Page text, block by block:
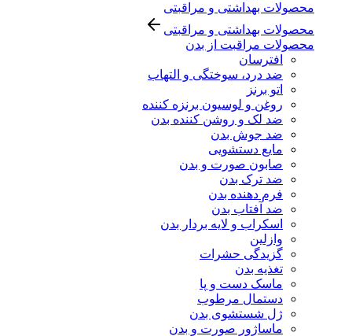
محصولات بهداشتی و مراقبتی
محصولات بهداشتی و مراقبتی
محصولات مراقبت از بدن
افترسان
ضد درد، سوختگی و التهاب
اتو برنز
روغن و لوسیون برنزه کننده
ضد لک و روشن کننده بدن
ضد جوش بدن
مایع دستشویی
صابون صورت و بدن
ضد ترک بدن
فرم دهنده بدن
ضد آفتاب بدن
اسکراب و لایه بردار بدن
وازلین
گزیدگی حشرات
تغذیه بدن
ماسک دست و پا
دستمال مرطوب
ژل شستشوی بدن
ماساژور صورت و بدن